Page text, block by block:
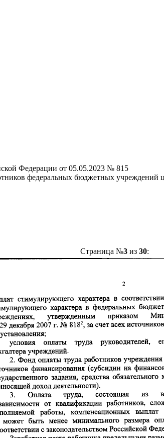
Федерации от 05.05.2023 № 815
федеральных бюджетных учреждений
Страница №3из 30: